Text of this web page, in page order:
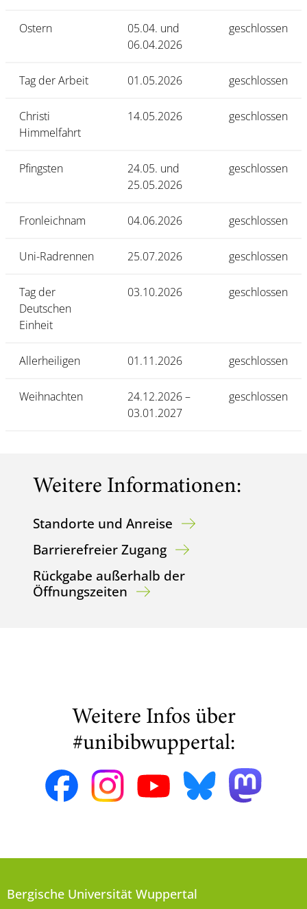
Ostern
05.04. und
06.04.2026
geschlossen
Tag der Arbeit 01.05.2026 geschlossen
Christi
Himmelfahrt
14.05.2026 geschlossen
Pfingsten
24.05. und
25.05.2026
geschlossen
Fronleichnam 04.06.2026 geschlossen
Uni-Radrennen 25.07.2026 geschlossen
Tag der
Deutschen
Einheit
03.10.2026 geschlossen
Allerheiligen 01.11.2026 geschlossen
Weihnachten
24.12.2026 –
03.01.2027
geschlossen
Weitere Informationen:
Standorte und Anreise
Barrierefreier Zugang
Rückgabe außerhalb der
Öffnungszeiten
Weitere Infos über
#unibibwuppertal:
Bergische Universität Wuppertal